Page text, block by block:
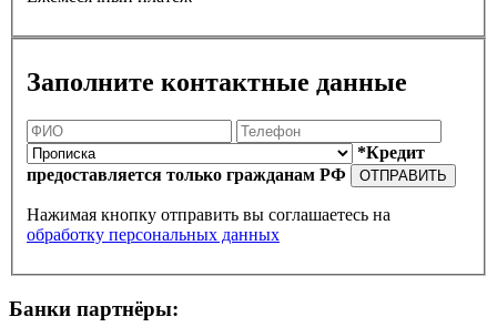
Заполните контактные данные
*Кредит
предоставляется только гражданам РФ
ОТПРАВИТЬ
Нажимая кнопку отправить вы соглашаетесь на
обработку персональных данных
Банки партнёры: